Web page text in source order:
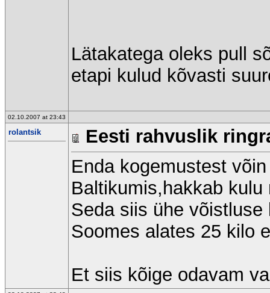
Lätakatega oleks pull
etapi kulud kõvasti
02.10.2007 at 23:43
rolantsik
Eesti rahvuslik
Enda kogemustest
Baltikumis,hakkab
Seda siis ühe võistluse
Soomes alates 25 kilo
Et siis kõige odavam